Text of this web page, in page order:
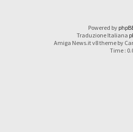
Powered by
Traduzione Italiana
Amiga News.it v8 theme by
Time :